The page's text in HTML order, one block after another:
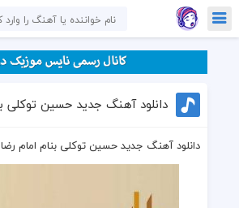
دانلود آهنگ جدید حسین توکلی بنام امام رضا